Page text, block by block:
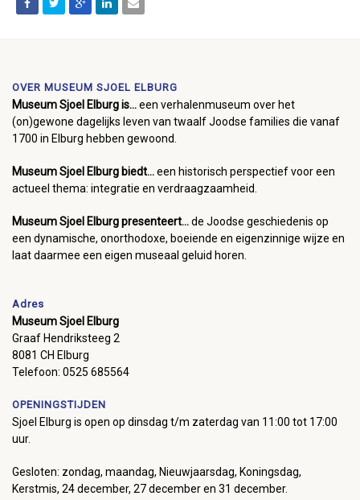
OVER MUSEUM SJOEL ELBURG
Museum Sjoel Elburg is...een verhalenmuseum over het
(on)gewone dagelijks leven van twaalf Joodse families die vanaf
1700 in Elburg hebben gewoond.
Museum Sjoel Elburg biedt...een historisch perspectief voor een
actueel thema: integratie en verdraagzaamheid.
Museum Sjoel Elburg presenteert...de Joodse geschiedenis op
een dynamische, onorthodoxe, boeiende en eigenzinnige wijze en
laat daarmee een eigen museaal geluid horen.
Adres
Museum Sjoel Elburg
Graaf Hendriksteeg 2
8081 CH Elburg
Telefoon: 0525 685564
OPENINGSTIJDEN
Sjoel Elburg is open op dinsdag t/m zaterdag van 11:00 tot 17:00
uur.
Gesloten: zondag, maandag, Nieuwjaarsdag, Koningsdag,
Kerstmis, 24 december, 27 december en 31 december.